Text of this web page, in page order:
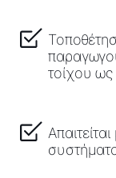
τοίχου ως